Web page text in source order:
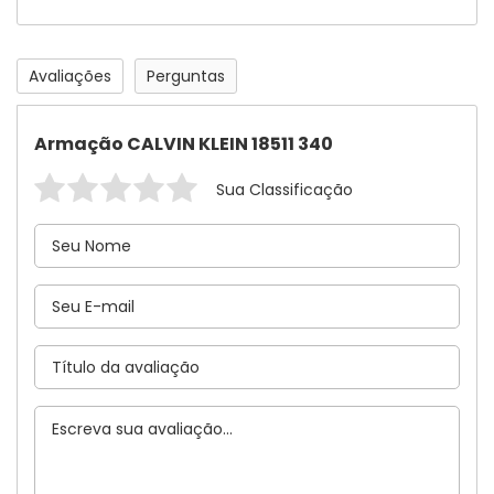
Avaliações Perguntas
Armação CALVIN KLEIN 18511 340
Sua Classificação